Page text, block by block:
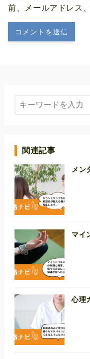
前、メールアドレス
関連記事
メン
マイ
心理